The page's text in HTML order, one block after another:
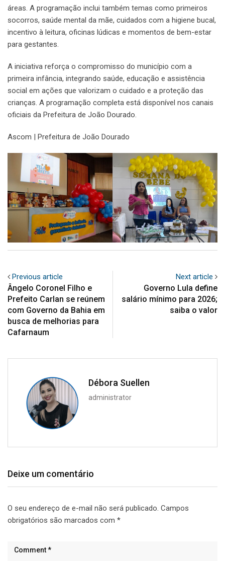
áreas. A programação inclui também temas como primeiros
socorros, saúde mental da mãe, cuidados com a higiene bucal,
incentivo à leitura, oficinas lúdicas e momentos de bem-estar
para gestantes.
A iniciativa reforça o compromisso do município com a
primeira infância, integrando saúde, educação e assistência
social em ações que valorizam o cuidado e a proteção das
crianças. A programação completa está disponível nos canais
oficiais da Prefeitura de João Dourado.
Ascom | Prefeitura de João Dourado
Previous article
Ângelo Coronel Filho e
Prefeito Carlan se reúnem
com Governo da Bahia em
busca de melhorias para
Cafarnaum
Next article
Governo Lula define
salário mínimo para 2026;
saiba o valor
Débora Suellen
administrator
Deixe um comentário
O seu endereço de e-mail não será publicado. Campos
obrigatórios são marcados com *